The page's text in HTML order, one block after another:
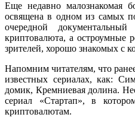
Еще недавно малознакомая
освящена в одном из самых
очередной
криптовалюта, а
зрителей, хорошо знакомых с
Напомним читателям, что
известных сериалах, как:
домик, Кремниевая долина.
сериал «Стартап», в
криптовалютам.